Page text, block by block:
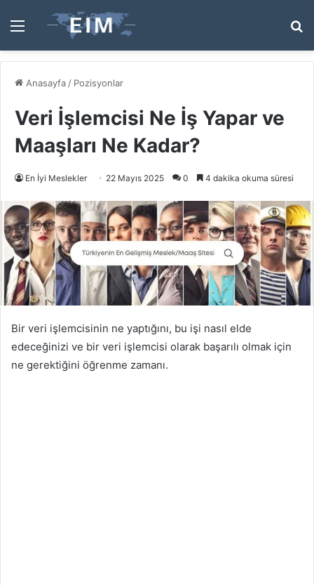
Menü
...
Anasayfa / Pozisyonlar
Veri İşlemcisi Ne İş Yapar ve
Maaşları Ne Kadar?
En İyi Meslekler 22 Mayıs 2025 0 4 dakika okuma süresi
Bir veri işlemcisinin ne yaptığını, bu işi nasıl elde
edeceğinizi ve bir veri işlemcisi olarak başarılı olmak için
ne gerektiğini öğrenme zamanı.